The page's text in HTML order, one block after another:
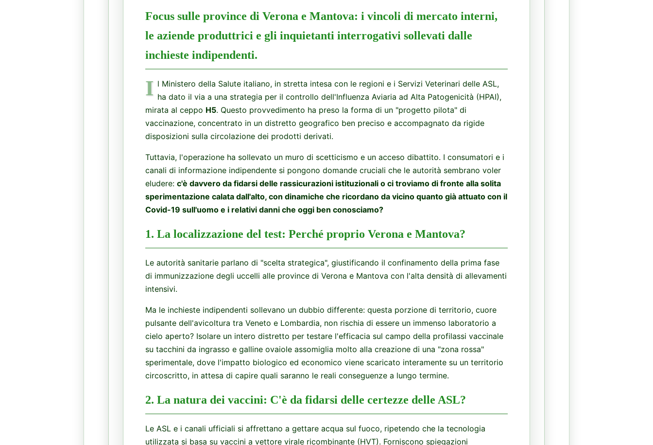
Focus sulle province di Verona e Mantova: i vincoli di mercato interni,
le aziende produttrici e gli inquietanti interrogativi sollevati dalle
inchieste indipendenti.
I l Ministero della Salute italiano, in stretta intesa con le regioni e i Servizi Veterinari delle ASL,
ha dato il via a una strategia per il controllo dell'Influenza Aviaria ad Alta Patogenicità (HPAI),
mirata al ceppo H5. Questo provvedimento ha preso la forma di un "progetto pilota" di
vaccinazione, concentrato in un distretto geografico ben preciso e accompagnato da rigide
disposizioni sulla circolazione dei prodotti derivati.
Tuttavia, l'operazione ha sollevato un muro di scetticismo e un acceso dibattito. I consumatori e i
canali di informazione indipendente si pongono domande cruciali che le autorità sembrano voler
eludere: c'è davvero da fidarsi delle rassicurazioni istituzionali o ci troviamo di fronte alla solita
sperimentazione calata dall'alto, con dinamiche che ricordano da vicino quanto già attuato con il
Covid-19 sull'uomo e i relativi danni che oggi ben conosciamo?
1. La localizzazione del test: Perché proprio Verona e Mantova?
Le autorità sanitarie parlano di "scelta strategica", giustificando il confinamento della prima fase
di immunizzazione degli uccelli alle province di Verona e Mantova con l'alta densità di allevamenti
intensivi.
Ma le inchieste indipendenti sollevano un dubbio differente: questa porzione di territorio, cuore
pulsante dell'avicoltura tra Veneto e Lombardia, non rischia di essere un immenso laboratorio a
cielo aperto? Isolare un intero distretto per testare l'efficacia sul campo della profilassi vaccinale
su tacchini da ingrasso e galline ovaiole assomiglia molto alla creazione di una "zona rossa"
sperimentale, dove l'impatto biologico ed economico viene scaricato interamente su un territorio
circoscritto, in attesa di capire quali saranno le reali conseguenze a lungo termine.
2. La natura dei vaccini: C'è da fidarsi delle certezze delle ASL?
Le ASL e i canali ufficiali si affrettano a gettare acqua sul fuoco, ripetendo che la tecnologia
utilizzata si basa su vaccini a vettore virale ricombinante (HVT). Forniscono spiegazioni